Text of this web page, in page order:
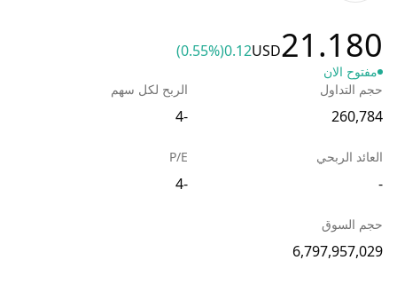
21.180
USD
0.12
(0.55%)
مفتوح الان
حجم التداول
260,784
الربح لكل سهم
-4
العائد الربحي
-
P/E
-4
حجم السوق
6,797,957,029